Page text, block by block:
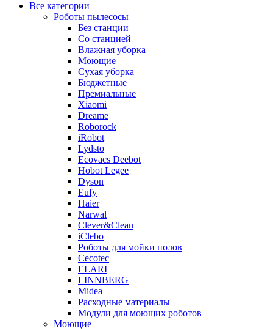
Все категории
Роботы пылесосы
Без станции
Со станцией
Влажная уборка
Моющие
Сухая уборка
Бюджетные
Премиальные
Xiaomi
Dreame
Roborock
iRobot
Lydsto
Ecovacs Deebot
Hobot Legee
Dyson
Eufy
Haier
Narwal
Clever&Clean
iClebo
Роботы для мойки полов
Cecotec
ELARI
LINNBERG
Midea
Расходные материалы
Модули для моющих роботов
Моющие